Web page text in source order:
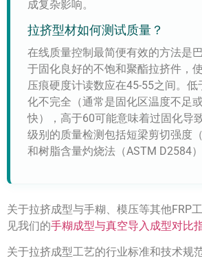
成复杂影响。
拉挤型材如何测试质量？
在线质量控制最简便有效的方法是
于固化良好的不饱和聚酯拉挤件，
压痕硬度计读数应在45-55之间。低
化不完全（通常是固化区温度不足
快），高于60可能意味着过固化导
级别的质量检测包括短梁剪切强度
和树脂含量灼烧法（ASTM D2584）
关于拉挤成型与手糊、模压等其他FRP
见我们的手糊成型与真空导入成型对比
关于拉挤成型工艺的行业标准和技术规